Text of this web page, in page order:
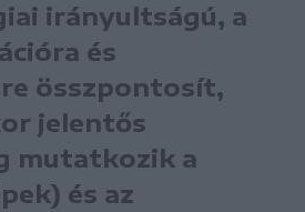
irányultságú, a
és
összpontosít,
jelentős
mutatkozik a
és az